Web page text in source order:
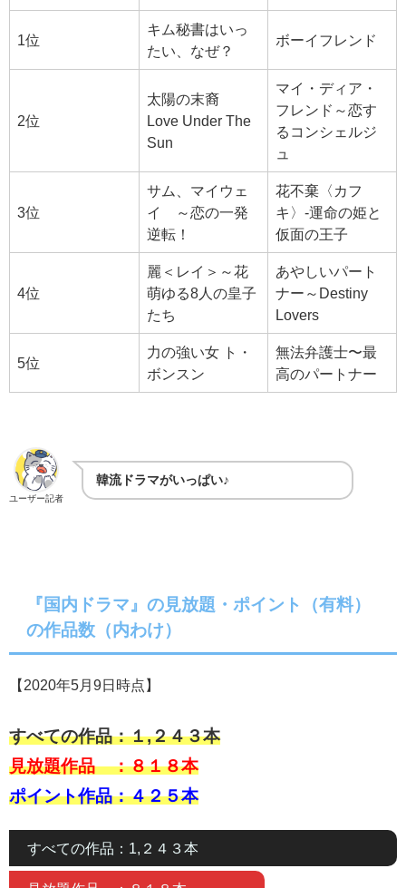
1位
キム秘書はいっ
たい、なぜ？
ボーイフレンド
2位
太陽の末裔
Love Under The
Sun
マイ・ディア・
フレンド～恋す
るコンシェルジ
ュ
3位
サム、マイウェ
イ ～恋の一発
逆転！
花不棄〈カフ
キ〉‐運命の姫と
仮面の王子
4位
麗＜レイ＞～花
萌ゆる8人の皇子
たち
あやしいパート
ナー～Destiny
Lovers
5位
力の強い女 ト・
ボンスン
無法弁護士〜最
高のパートナー
ユーザー記者
韓流ドラマがいっぱい♪
『国内ドラマ』の見放題・ポイント（有料）
の作品数（内わけ）
【2020年5月9日時点】
すべての作品：１,２４３本
見放題作品 ：８１８本
ポイント作品：４２５本
すべての作品：1,２４３本